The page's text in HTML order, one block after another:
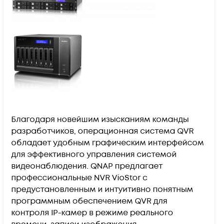
Благодаря новейшим изысканиям команды
разработчиков, операционная система QVR
обладает удобным графическим интерфейсом
для эффективного управления системой
видеонаблюдения. QNAP предлагает
профессиональные NVR VioStor с
предустановленным и интуитивно понятным
программным обеспечением QVR для
контроля IP-камер в режиме реального